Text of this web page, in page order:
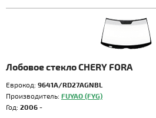
Лобовое стекло CHERY FORA
Еврокод: 9641A/RD27AGNBL
Производитель: FUYAO (FYG)
Год: 2006 -